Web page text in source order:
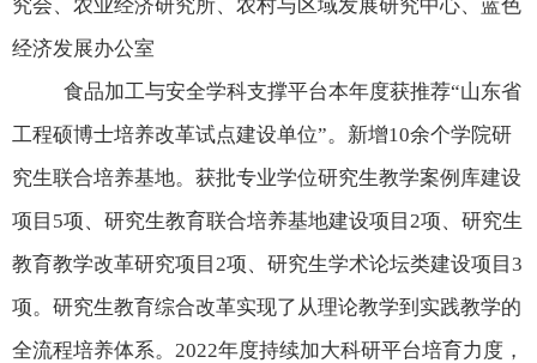
究会、农业经济研究所、农村与区域发展研究中心、蓝色
经济发展办公室
食品加工与安全学科支撑平台本年度获推荐“山东省
工程硕博士培养改革试点建设单位”。新增10余个学院研
究生联合培养基地。获批专业学位研究生教学案例库建设
项目 5项、研究生教育联合培养基地建设项目 2项、研究生
教育教学改革研究项目 2项、研究生学术论坛类建设项目 3
项。研究生教育综合改革实现了从理论教学到实践教学的
全流程培养体系。 2022年度持续加大科研平台培育力度，